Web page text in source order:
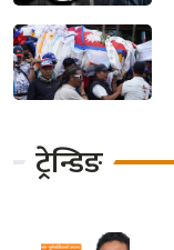
ट्रेन्डिङ